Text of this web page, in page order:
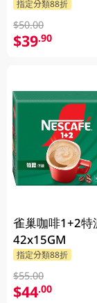
指定分類88折
$50.00
$39.90
雀巢咖啡1+2特
42x15GM
指定分類88折
$55.00
$44.00